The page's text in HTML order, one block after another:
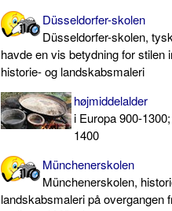
Düsseldorfer-skolen
Düsseldorfer-skolen,
havde en vis betydning for stilen
historie- og landskabsmaleri
højmiddelalder
i Europa 900-
1400
Münchenerskolen
Münchenerskolen,
landskabsmaleri på overgangen